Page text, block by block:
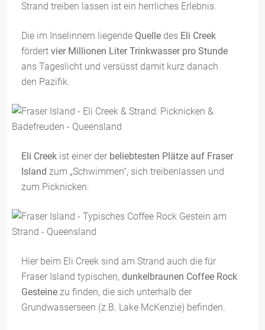
Strand treiben lassen ist ein herrliches Erlebnis.
Die im Inselinnern liegende Quelle des Eli Creek
fördert vier Millionen Liter Trinkwasser pro Stunde
ans Tageslicht und versüsst damit kurz danach
den Pazifik.
Eli Creek ist einer der beliebtesten Plätze auf Fraser
Island zum „Schwimmen“, sich treibenlassen und
zum Picknicken.
Hier beim Eli Creek sind am Strand auch die für
Fraser Island typischen, dunkelbraunen Coffee Rock
Gesteine zu finden, die sich unterhalb der
Grundwasserseen (z.B. Lake McKenzie) befinden.